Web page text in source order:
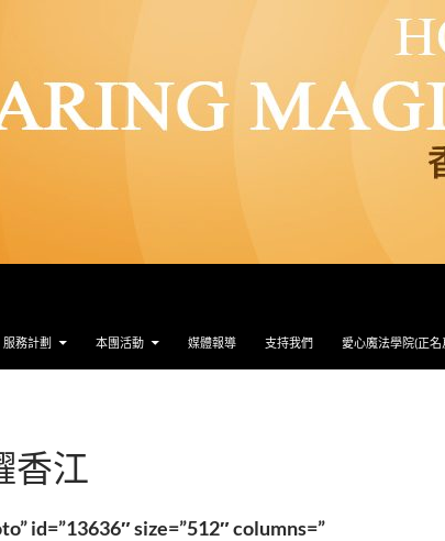
服務計劃 本團活動 媒體報導 支持我們 愛心魔法學院(正
香江
id=”13636″ size=”512″ columns=”